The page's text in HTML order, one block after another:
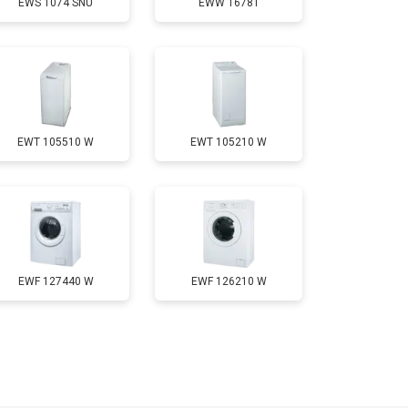
3700 ₽ Заказать
4200 ₽
2800 ₽ Заказать
3450 ₽ Заказать
3450 ₽
EWT 105510 W EWT 105210 W
EWF 127440 W EWF 126210 W